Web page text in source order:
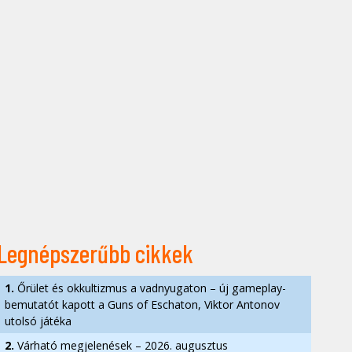
cikkek
1. Őrület és okkultizmus a vadnyugaton – új gameplay-
bemutatót kapott a Guns of Eschaton, Viktor Antonov
utolsó játéka
2. Várható megjelenések – 2026. augusztus